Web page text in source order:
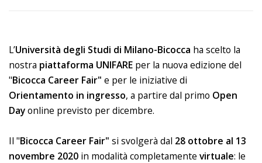
L’Università degli Studi di Milano-Bicocca ha scelto la
nostra piattaforma UNIFARE per la nuova edizione del
"Bicocca Career Fair" e per le iniziative di
Orientamento in ingresso, a partire dal primo Open
Dayonline previsto per dicembre.
Il "Bicocca Career Fair" si svolgerà dal 28 ottobre al 13
novembre 2020 in modalità completamente virtuale: le